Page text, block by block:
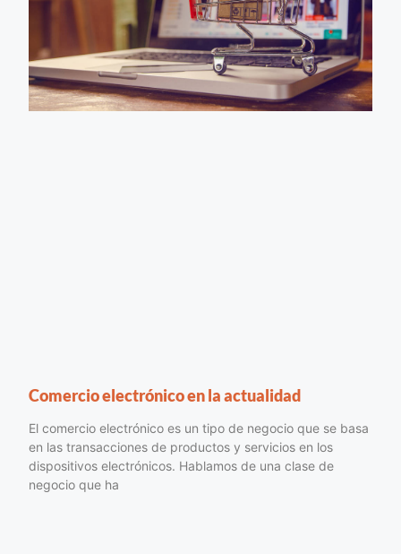
Comercio electrónico en la actualidad
El comercio electrónico es un tipo de negocio que se basa
en las transacciones de productos y servicios en los
dispositivos electrónicos. Hablamos de una clase de
negocio que ha